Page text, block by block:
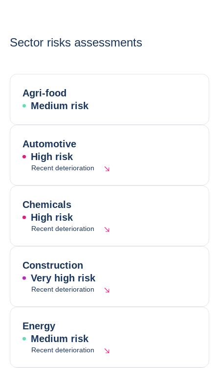
Sector risks assessments
Agri-food
Medium risk
Automotive
High risk
Recent deterioration
Chemicals
High risk
Recent deterioration
Construction
Very high risk
Recent deterioration
Energy
Medium risk
Recent deterioration